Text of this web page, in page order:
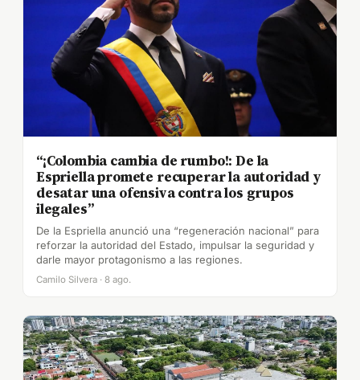
“¡Colombia cambia de rumbo!: De la
Espriella promete recuperar la autoridad y
desatar una ofensiva contra los grupos
ilegales”
De la Espriella anunció una “regeneración nacional” para
reforzar la autoridad del Estado, impulsar la seguridad y
darle mayor protagonismo a las regiones.
Camilo Silvera · 8 ago.